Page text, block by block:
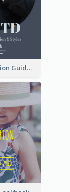
Men's Fashion Guide Lookbook